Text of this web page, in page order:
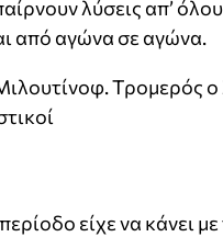
λύσεις απ’
από αγώνα σε αγώνα.
Τρομερός
είχε να κάνει με